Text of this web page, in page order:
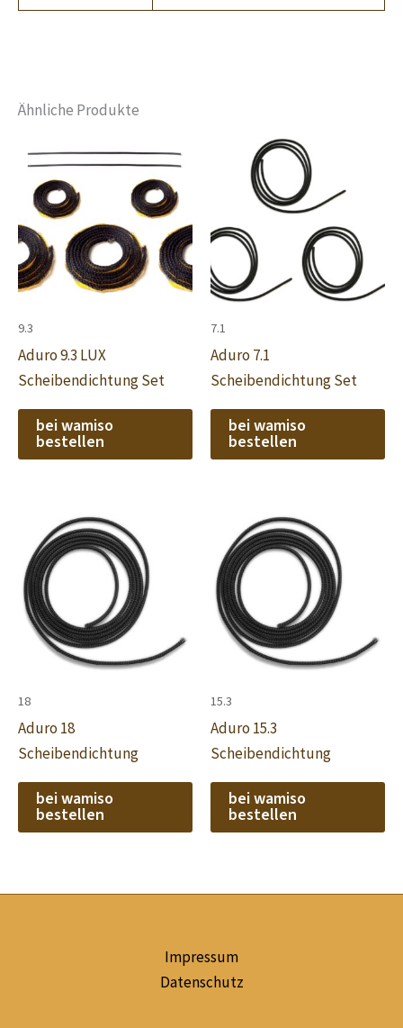
Ähnliche Produkte
9.3
Aduro 9.3 LUX
Scheibendichtung Set
bei wamiso
bestellen
7.1
Aduro 7.1
Scheibendichtung Set
bei wamiso
bestellen
18
Aduro 18
Scheibendichtung
bei wamiso
bestellen
15.3
Aduro 15.3
Scheibendichtung
bei wamiso
bestellen
Impressum
Datenschutz